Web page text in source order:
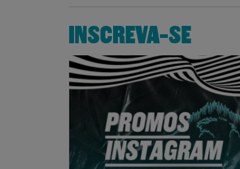
INSCREVA-SE